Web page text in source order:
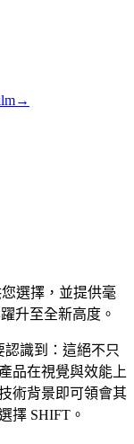
→
您選擇，並提供毫
升至全新高度。
認識到：這絕不只
品在視覺與效能上
術背景即可領會其
擇 SHIFT。